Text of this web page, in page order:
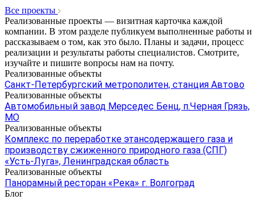
Все проекты
Реализованные проекты — визитная карточка каждой
компании. В этом разделе публикуем выполненные работы и
рассказываем о том, как это было. Планы и задачи, процесс
реализации и результаты работы специалистов. Смотрите,
изучайте и пишите вопросы нам на почту.
Реализованные объекты
Санкт-Петербургский метрополитен, станция Автово
Реализованные объекты
Автомобильный завод Мерседес Бенц, п.Черная Грязь,
МО
Реализованные объекты
Комплекс по переработке этансодержащего газа и
производству сжиженного природного газа (СПГ)
«Усть-Луга», Ленинградская область
Реализованные объекты
Панорамный ресторан «Река» г. Волгоград
Блог